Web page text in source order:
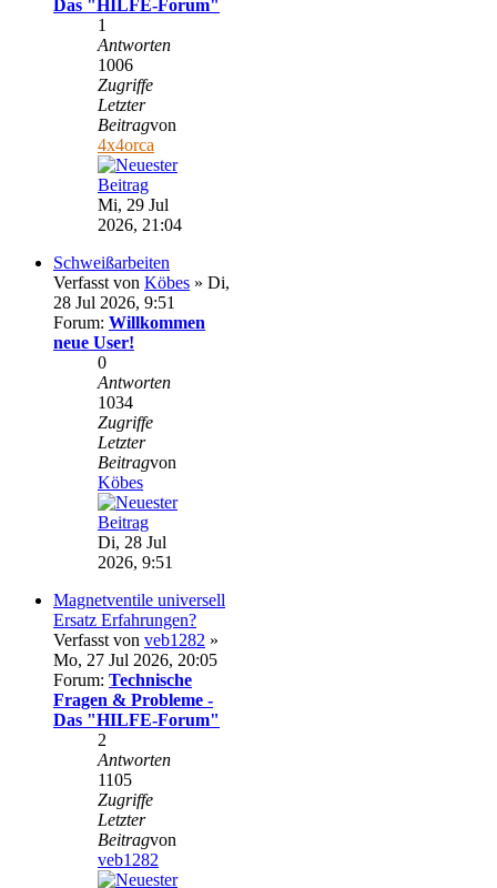
Das "HILFE-Forum"
1
Antworten
1006
Zugriffe
Letzter
Beitragvon
4x4orca
Mi, 29 Jul
2026, 21:04
Schweißarbeiten
Verfasst von Köbes » Di,
28 Jul 2026, 9:51
Forum: Willkommen
neue User!
0
Antworten
1034
Zugriffe
Letzter
Beitragvon
Köbes
Di, 28 Jul
2026, 9:51
Magnetventile universell
Ersatz Erfahrungen?
Verfasst von veb1282 »
Mo, 27 Jul 2026, 20:05
Forum: Technische
Fragen & Probleme -
Das "HILFE-Forum"
2
Antworten
1105
Zugriffe
Letzter
Beitragvon
veb1282